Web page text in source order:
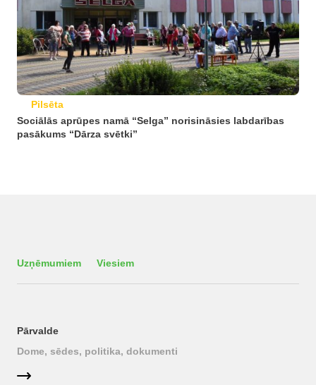
Pilsēta
Sociālās aprūpes namā “Selga” norisināsies labdarības
pasākums “Dārza svētki”
Uzņēmumiem Viesiem
Pārvalde
Dome, sēdes, politika, dokumenti